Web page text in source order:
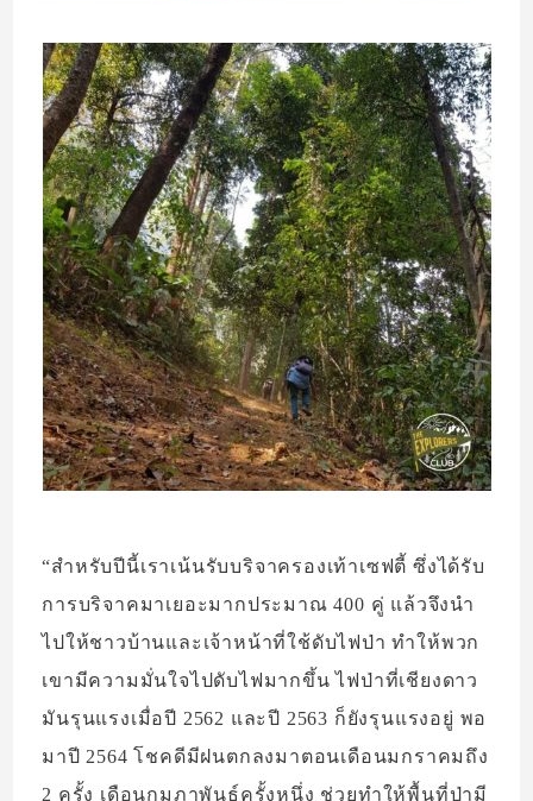
“สำหรับปีนี้เราเน้นรับบริจาครองเท้าเซฟตี้ ซึ่งได้รับ
การบริจาคมาเยอะมากประมาณ 400 คู่ แล้วจึงนำ
ไปให้ชาวบ้านและเจ้าหน้าที่ใช้ดับไฟป่า ทำให้พวก
เขามีความมั่นใจไปดับไฟมากขึ้น ไฟป่าที่เชียงดาว
มันรุนแรงเมื่อปี 2562 และปี 2563 ก็ยังรุนแรงอยู่ พอ
มาปี 2564 โชคดีมีฝนตกลงมาตอนเดือนมกราคมถึง
2 ครั้ง เดือนกุมภาพันธ์ครั้งหนึ่ง ช่วยทำให้พื้นที่ป่ามี